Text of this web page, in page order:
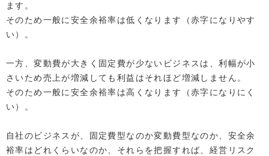
ます。
そのため一般に安全余裕率は低くなります（赤字になりやす
い）。
一方、変動費が大きく固定費が少ないビジネスは、利幅が小
さいため売上が増減しても利益はそれほど増減しません。
そのため一般に安全余裕率は高くなります（赤字になりにく
い）。
自社のビジネスが、固定費型なのか変動費型なのか、安全余
裕率はどれくらいなのか、それらを把握すれば、経営リスク